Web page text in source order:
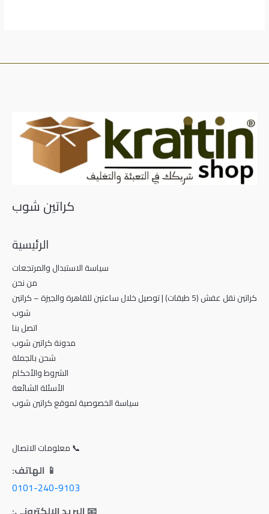
كراتين شوب
الرئيسية
سياسة الاستبدال والمرتجعات
من نحن
كراتين نقل عفش (5 طبقات) | توصيل خلال ساعتين للقاهرة والجيزة – كراتين
شوب
اتصل بنا
مدونة كراتين شوب
شحن بالجملة
الشروط والأحكام
الأسئلة الشائعة
سياسة الخصوصية لموقع كراتين شوب
📞 معلومات الاتصال
📱 الهاتف:
0101-240-9103